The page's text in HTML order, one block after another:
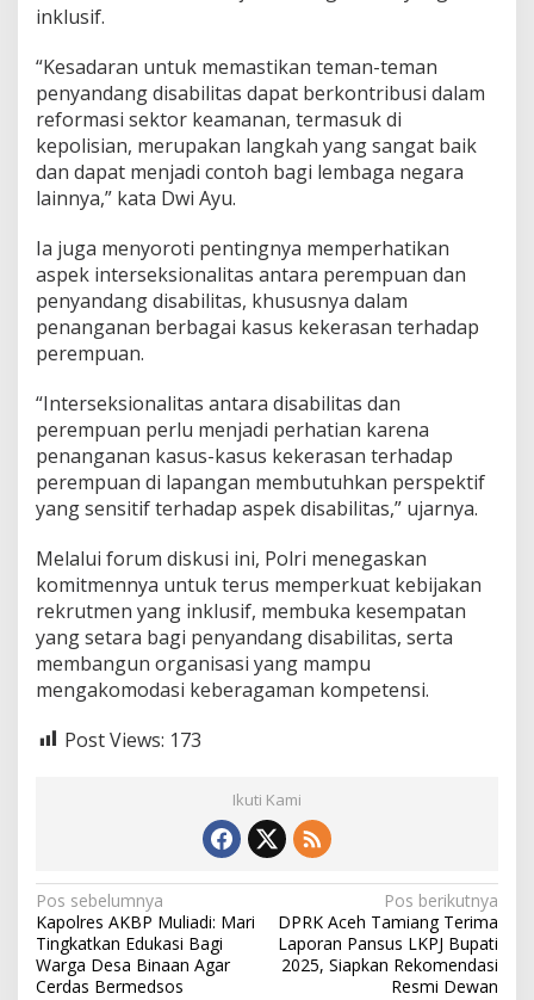
inklusif.
“Kesadaran untuk memastikan teman-teman
penyandang disabilitas dapat berkontribusi dalam
reformasi sektor keamanan, termasuk di
kepolisian, merupakan langkah yang sangat baik
dan dapat menjadi contoh bagi lembaga negara
lainnya,” kata Dwi Ayu.
Ia juga menyoroti pentingnya memperhatikan
aspek interseksionalitas antara perempuan dan
penyandang disabilitas, khususnya dalam
penanganan berbagai kasus kekerasan terhadap
perempuan.
“Interseksionalitas antara disabilitas dan
perempuan perlu menjadi perhatian karena
penanganan kasus-kasus kekerasan terhadap
perempuan di lapangan membutuhkan perspektif
yang sensitif terhadap aspek disabilitas,” ujarnya.
Melalui forum diskusi ini, Polri menegaskan
komitmennya untuk terus memperkuat kebijakan
rekrutmen yang inklusif, membuka kesempatan
yang setara bagi penyandang disabilitas, serta
membangun organisasi yang mampu
mengakomodasi keberagaman kompetensi.
Post Views: 173
Ikuti Kami
N
a
v
Pos sebelumnya
Kapolres AKBP Muliadi: Mari
Tingkatkan Edukasi Bagi
Warga Desa Binaan Agar
Cerdas Bermedsos
Pos berikutnya
DPRK Aceh Tamiang Terima
Laporan Pansus LKPJ Bupati
2025, Siapkan Rekomendasi
Resmi Dewan